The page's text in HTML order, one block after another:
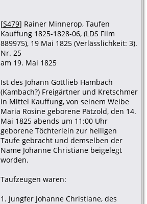
[S479] Rainer Minnerop, Taufen
Kauffung 1825-1828-06, (LDS Film
889975), 19 Mai 1825 (Verlässlichkeit: 3).
Nr. 25
am 19. Mai 1825
Ist des Johann Gottlieb Hambach
(Kambach?) Freigärtner und Kretschmer
in Mittel Kauffung, von seinem Weibe
Maria Rosine geborene Pätzold, den 14.
Mai 1825 abends um 11:00 Uhr
geborene Töchterlein zur heiligen
Taufe gebracht und demselben der
Name Johanne Christiane beigelegt
worden.
Taufzeugen waren:
1. Jungfer Johanne Christiane, des